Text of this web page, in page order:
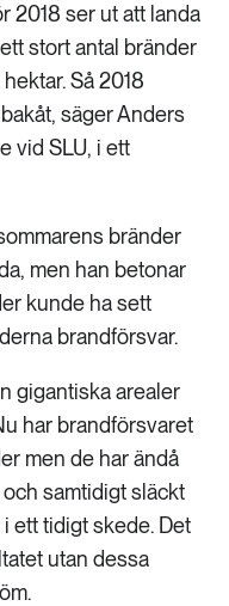
2018 ser ut att landa
stort antal bränder
Så 2018
säger Anders
vid SLU, i ett
bränder
men han betonar
kunde ha sett
brandförsvar.
gigantiska arealer
har brandförsvaret
men de har ändå
samtidigt släckt
ett tidigt skede. Det
utan dessa